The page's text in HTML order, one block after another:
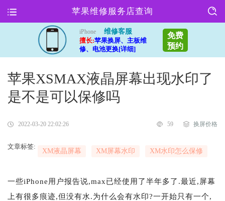
苹果维修服务店查询
iPhone
维修客服
擅长:苹果换屏、主板维
修、电池更换[详细]
免费
预约
苹果XSMAX液晶屏幕出现水印了
是不是可以保修吗
2022-03-20 22:02:26 59 换屏价格
文章标签:
XM液晶屏幕 XM屏幕水印 XM水印怎么保修
一些iPhone用户报告说,max已经使用了半年多了.最近,屏幕
上有很多痕迹,但没有水.为什么会有水印?一开始只有一个,